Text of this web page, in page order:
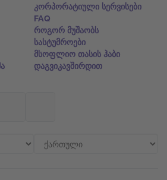
კორპორატიული სერვისები
FAQ
როგორ მუშაობს
სასტუმროები
მსოფლიო თასის ჰაბი
დაგვიკავშირდით